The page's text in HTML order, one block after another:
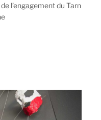
l’engagement du Tarn